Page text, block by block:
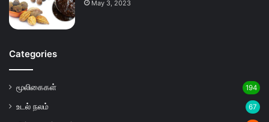
May 3, 2023
Categories
மூலிகைகள் 194
உடல் நலம் 67